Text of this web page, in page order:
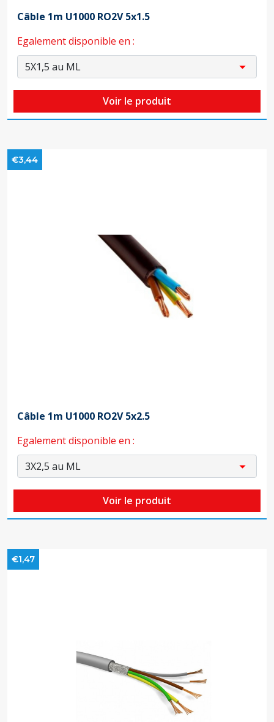
Câble 1m U1000 RO2V 5x1.5
Egalement disponible en :
Voir le produit
€3,44
Câble 1m U1000 RO2V 5x2.5
Egalement disponible en :
Voir le produit
€1,47